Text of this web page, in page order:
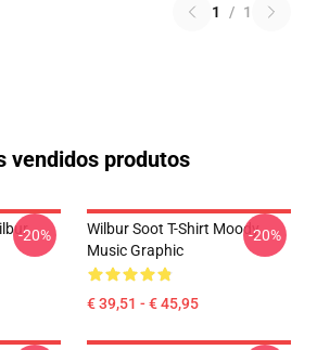
1 / 1
vendidos produtos
-20%
Wilbur Soot T-Shirt Moody
Music Graphic
€ 39,51 - € 45,95
-20%